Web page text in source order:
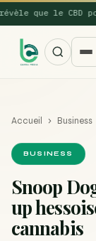
que le CBD
SUGGESTIONS
Une nouvelle
Accueil › Business
BUSINESS
Snoop
up
cannabis